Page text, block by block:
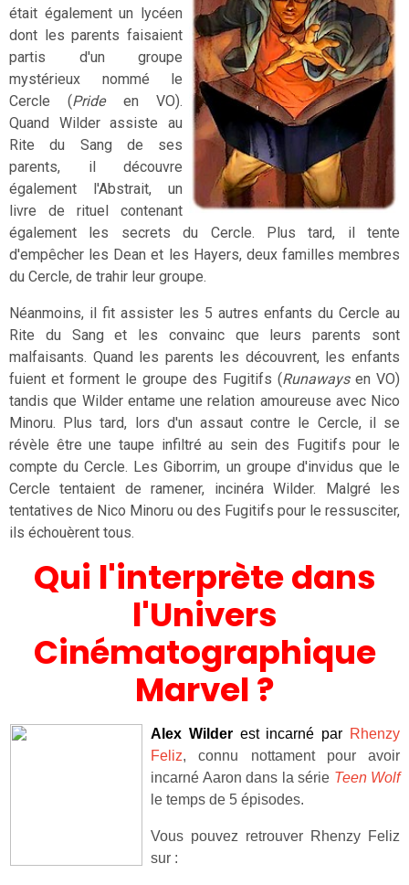
était également un lycéen
dont les parents faisaient
partis d'un groupe
mystérieux nommé le
Cercle (Prideen VO).
Quand Wilder assiste au
Rite du Sang de ses
parents, il découvre
également l'Abstrait, un
livre de rituel contenant
également les secrets du Cercle. Plus tard, il tente
d'empêcher les Dean et les Hayers, deux familles membres
du Cercle, de trahir leur groupe.
Néanmoins, il fit assister les 5 autres enfants du Cercle au
Rite du Sang et les convainc que leurs parents sont
malfaisants. Quand les parents les découvrent, les enfants
fuient et forment le groupe des Fugitifs (Runawaysen VO)
tandis que Wilder entame une relation amoureuse avec Nico
Minoru. Plus tard, lors d'un assaut contre le Cercle, il se
révèle être une taupe infiltré au sein des Fugitifs pour le
compte du Cercle. Les Giborrim, un groupe d'invidus que le
Cercle tentaient de ramener, incinéra Wilder. Malgré les
tentatives de Nico Minoru ou des Fugitifs pour le ressusciter,
ils échouèrent tous.
Qui l'interprète dans
l'Univers
Cinématographique
Marvel ?
Alex Wilder est incarné par Rhenzy
Feliz, connu nottament pour avoir
incarné Aaron dans la série Teen Wolf
le temps de 5 épisodes.
Vous pouvez retrouver Rhenzy Feliz
sur :